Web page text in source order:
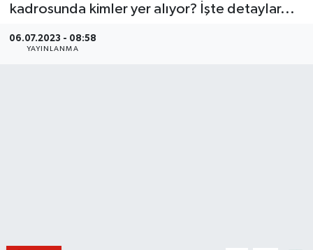
kadrosunda kimler yer alıyor? İşte detaylar...
06.07.2023 - 08:58
YAYINLANMA